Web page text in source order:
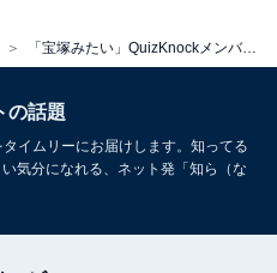
「宝塚みたい」QuizKnockメンバーの夫婦ショットに「夫婦どちらもイケメンってどういうこと」の声
の話題
イムリーにお届けします。知ってる
気分になれる、ネット発「知ら（な